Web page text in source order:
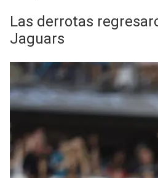
Las derrotas
Jaguars